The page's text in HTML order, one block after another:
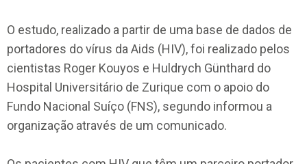
O estudo, realizado a partir de uma base de dados de
portadores do vírus da Aids (HIV), foi realizado pelos
cientistas Roger Kouyos e Huldrych Günthard do
Hospital Universitário de Zurique com o apoio do
Fundo Nacional Suíço (FNS), segundo informou a
organização através de um comunicado.